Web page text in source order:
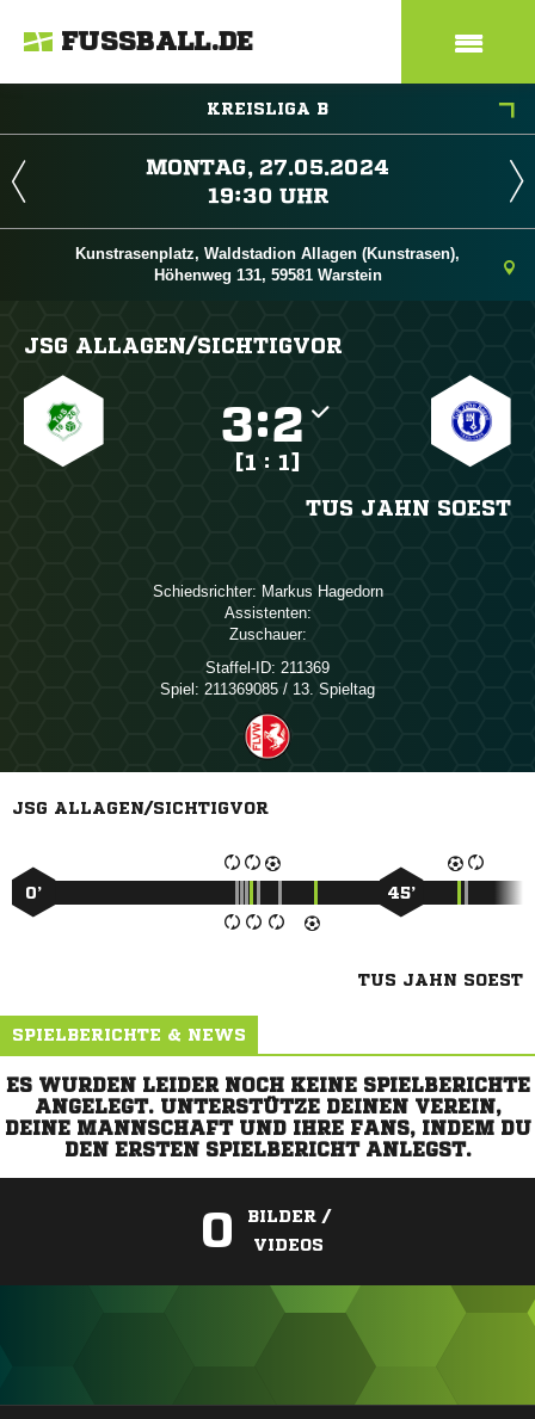
FUSSBALL.DE
KREISLIGA B
 
 
Kunstrasenplatz, Waldstadion Allagen (Kunstrasen),
Höhenweg 131, 59581 Warstein
JSG ALLAGEN/​SICHTIGVOR
:
[1 : 1]
TUS JAHN SOEST
Schiedsrichter:  
Assistenten:
Zuschauer:
Staffel-ID: 211369
Spiel: 211369085 / 13. Spieltag
JSG ALLAGEN/SICHTIGVOR
0’ 45’
TUS JAHN SOEST
SPIELBERICHTE & NEWS
ES WURDEN LEIDER NOCH KEINE SPIELBERICHTE
ANGELEGT. UNTERSTÜTZE DEINEN VEREIN,
DEINE MANNSCHAFT UND IHRE FANS, INDEM DU
DEN ERSTEN SPIELBERICHT ANLEGST.
0
BILDER /
VIDEOS